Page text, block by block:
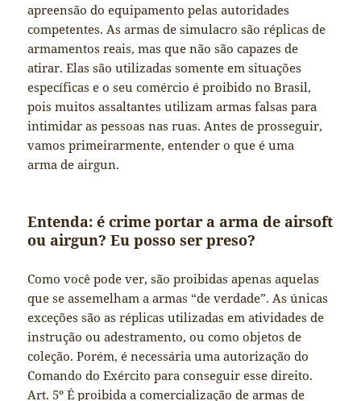
apreensão do equipamento pelas autoridades
competentes. As armas de simulacro são réplicas de
armamentos reais, mas que não são capazes de
atirar. Elas são utilizadas somente em situações
específicas e o seu comércio é proibido no Brasil,
pois muitos assaltantes utilizam armas falsas para
intimidar as pessoas nas ruas. Antes de prosseguir,
vamos primeirarmente, entender o que é uma
arma de airgun.
Entenda: é crime portar a arma de airsoft
ou airgun? Eu posso ser preso?
Como você pode ver, são proibidas apenas aquelas
que se assemelham a armas “de verdade”. As únicas
exceções são as réplicas utilizadas em atividades de
instrução ou adestramento, ou como objetos de
coleção. Porém, é necessária uma autorização do
Comando do Exército para conseguir esse direito.
Art. 5º É proibida a comercialização de armas de